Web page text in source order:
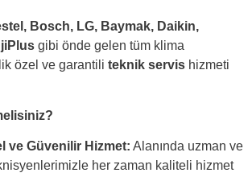
Bosch, LG, Baymak, Daikin,
gibi önde gelen tüm klima
özel ve garantili teknik servis hizmeti
ve Güvenilir Hizmet: Alanında uzman ve
her zaman kaliteli hizmet